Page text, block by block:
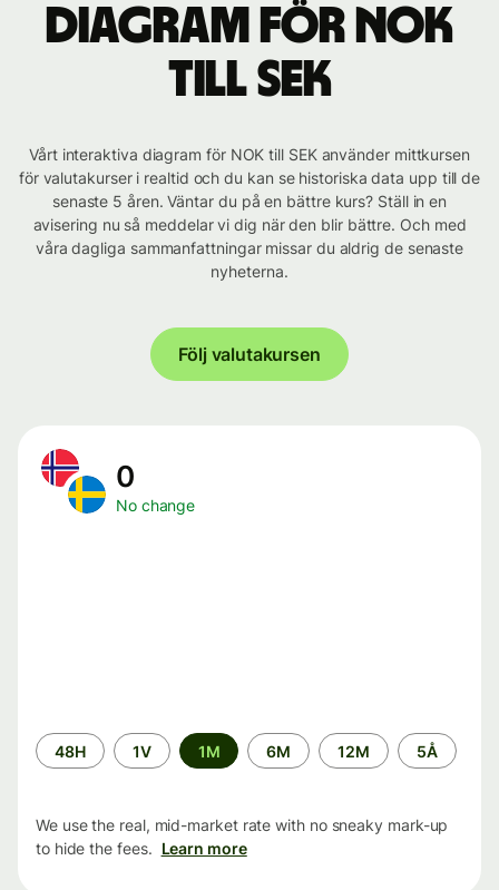
Diagram för NOK
till SEK
Vårt interaktiva diagram för NOK till SEK använder mittkursen
för valutakurser i realtid och du kan se historiska data upp till de
senaste 5 åren. Väntar du på en bättre kurs? Ställ in en
avisering nu så meddelar vi dig när den blir bättre. Och med
våra dagliga sammanfattningar missar du aldrig de senaste
nyheterna.
Följ valutakursen
0
No change
Time
period
48H 1V 1M 6M 12M 5Å
We use the real, mid-market rate with no sneaky mark-up
to hide the fees. Learn more